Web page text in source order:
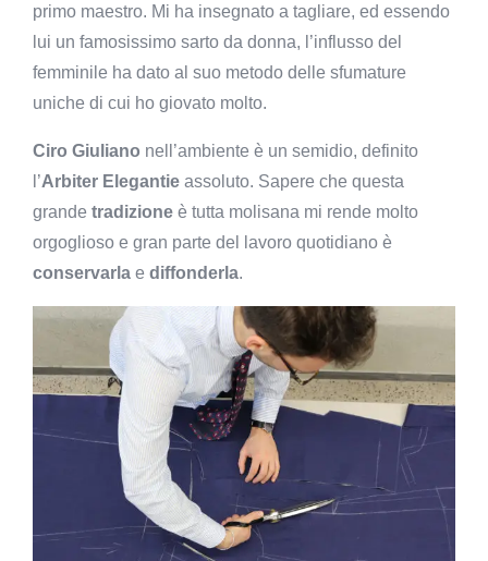
primo maestro. Mi ha insegnato a tagliare, ed essendo
lui un famosissimo sarto da donna, l’influsso del
femminile ha dato al suo metodo delle sfumature
uniche di cui ho giovato molto.
Ciro Giuliano nell’ambiente è un semidio, definito
l’Arbiter Elegantie assoluto. Sapere che questa
grande tradizione è tutta molisana mi rende molto
orgoglioso e gran parte del lavoro quotidiano è
conservarla e diffonderla.